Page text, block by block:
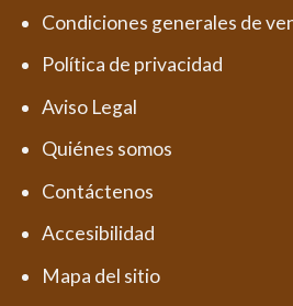
Condiciones generales de
Política de privacidad
Aviso Legal
Quiénes somos
Contáctenos
Accesibilidad
Mapa del sitio